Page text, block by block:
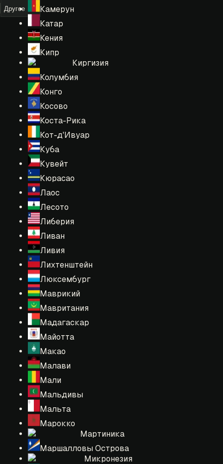
Камерун
Катар
Кения
Кипр
Киргизия
Колумбия
Конго
Косово
Коста-Рика
Кот-д'Ивуар
Куба
Кувейт
Кюрасао
Лаос
Лесото
Либерия
Ливан
Ливия
Лихтенштейн
Люксембург
Маврикий
Мавритания
Мадагаскар
Майотта
Макао
Малави
Мали
Мальдивы
Мальта
Марокко
Мартиника
Маршалловы Острова
Микронезия
Другое